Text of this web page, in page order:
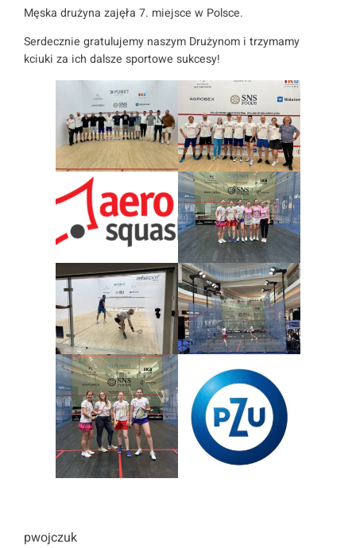
Męska drużyna zajęła 7. miejsce w Polsce.
Serdecznie gratulujemy naszym Drużynom i trzymamy
kciuki za ich dalsze sportowe sukcesy!
pwojczuk